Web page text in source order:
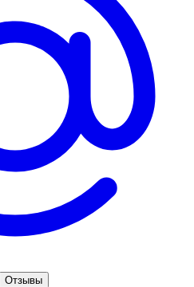
Отзывы